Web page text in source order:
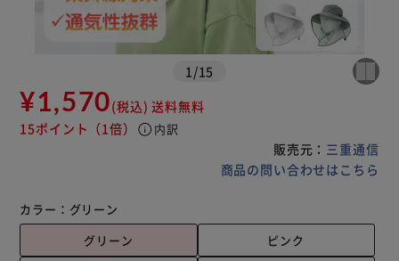
1 /15
¥1,570(税込) 送料無料
15ポイント （1倍） info 内訳
販売元： 三重通信
商品の問い合わせはこちら
カラー： グリーン
グリーン
ピンク